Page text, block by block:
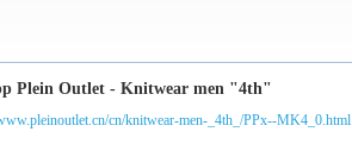
cn/knitwear-men-_4th_/PPx--MK4_0.html